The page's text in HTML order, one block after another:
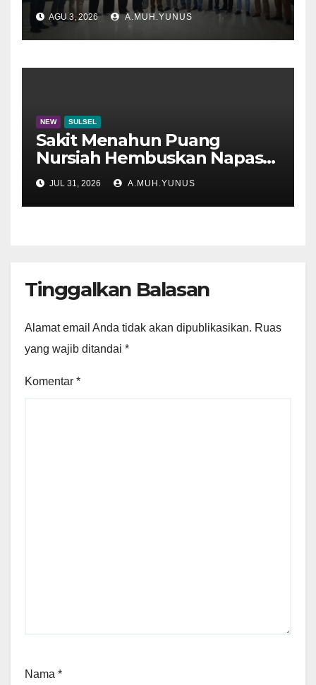
Disdik Sulsel
AGU 3, 2026 A.MUH.YUNUS
NEW SULSEL
Sakit Menahun Puang
Nursiah Hembuskan Napas
Terakhir
JUL 31, 2026 A.MUH.YUNUS
Tinggalkan Balasan
Alamat email Anda tidak akan dipublikasikan. Ruas
yang wajib ditandai *
Komentar *
Nama *